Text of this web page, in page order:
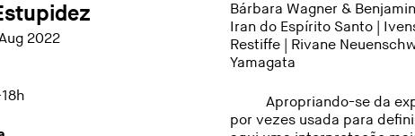
2022
Bárbara Wagner &
Iran do Espírito Santo
Restiffe
Rivane
Yamagata
Apropriando-se da
por vezes usada para